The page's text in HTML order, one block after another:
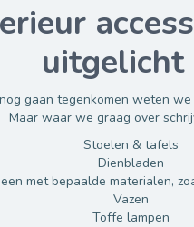
uitgelicht
gaan tegenkomen weten
Maar waar we graag over
Stoelen & tafels
Dienbladen
met bepaalde materialen,
Vazen
Toffe lampen